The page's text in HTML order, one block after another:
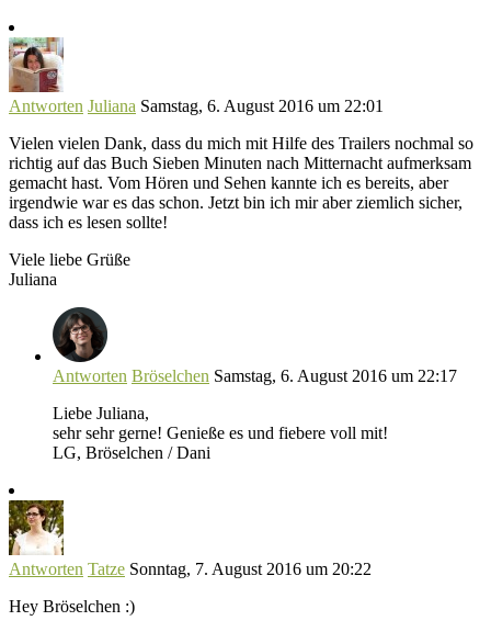
Antworten Juliana Samstag, 6. August 2016 um 22:01
Vielen vielen Dank, dass du mich mit Hilfe des Trailers nochmal so
richtig auf das Buch Sieben Minuten nach Mitternacht aufmerksam
gemacht hast. Vom Hören und Sehen kannte ich es bereits, aber
irgendwie war es das schon. Jetzt bin ich mir aber ziemlich sicher,
dass ich es lesen sollte!
Viele liebe Grüße
Juliana
Antworten Bröselchen Samstag, 6. August 2016 um 22:17
Liebe Juliana,
sehr sehr gerne! Genieße es und fiebere voll mit!
LG, Bröselchen / Dani
Antworten Tatze Sonntag, 7. August 2016 um 20:22
Hey Bröselchen :)